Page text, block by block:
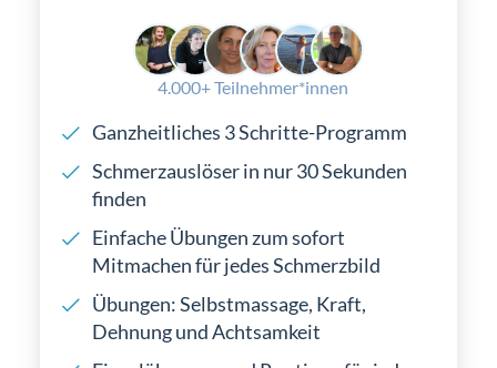
4.000+ Teilnehmer*innen
Ganzheitliches 3 Schritte-Programm
Schmerzauslöser in nur 30 Sekunden
finden
Einfache Übungen zum sofort
Mitmachen für jedes Schmerzbild
Übungen: Selbstmassage, Kraft,
Dehnung und Achtsamkeit